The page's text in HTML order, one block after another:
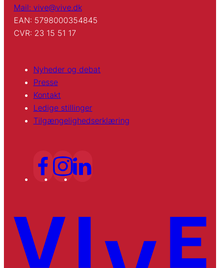
Mail: vive@vive.dk
EAN: 5798000354845
CVR: 23 15 51 17
Nyheder og debat
Presse
Kontakt
Ledige stillinger
Tilgængelighedserklæring